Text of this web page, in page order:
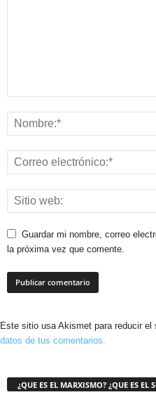
Guardar mi nombre, correo
la próxima vez que comente.
Este sitio usa Akismet para reducir el
datos de tus comentarios.
¿QUE ES EL MARXISMO? ¿QUE ES